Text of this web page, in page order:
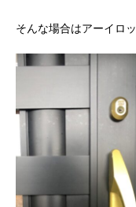
そんな場合はアーイロ